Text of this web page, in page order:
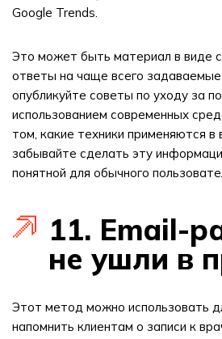
Google Trends.
Это может быть материал в виде
ответы на чаще всего
опубликуйте советы по уходу за
использованием современных
том, какие техники применяются в
забывайте сделать эту
понятной для обычного
11. Email-
не ушли в
Этот метод можно использовать
напомнить клиентам о записи к